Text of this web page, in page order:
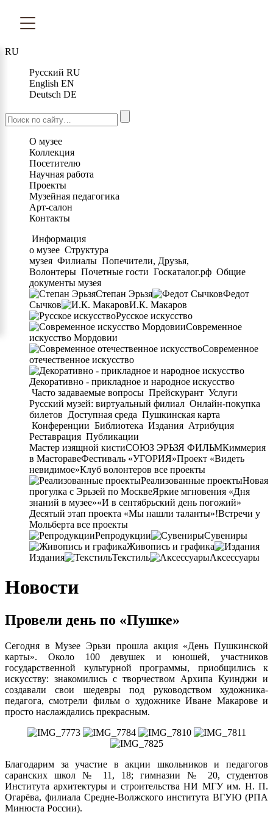
RU
Русский RU
English EN
Deutsch DE
О музее
Коллекция
Посетителю
Научная работа
Проекты
Музейная педагогика
Арт-салон
Контакты
Информация
о музее Структура
музея Филиалы Попечители, Друзья,
Волонтеры Почетные гости Госкаталог.рф Общие
документы музея
Степан Эрьзя
Федот
Сычков
И.К. Макаров
Русское искусство
Современное
искусство Мордовии
Современное
отечественное искусство
Декоративно - прикладное и народное искусство
Часто задаваемые вопросы Прейскурант Услуги
Русский музей: виртуальный филиал Онлайн-покупка
билетов Доступная среда Пушкинская карта
Конференции Библиотека Издания Атрибуция
Реставрация Публикации
Мастер изящной кистиСОЮЗ ЭРЬЗЯ ФИЛЬМКиммерия
в МасторавеФестиваль «УГОРИЯ»Проект «Видеть
невидимое»Клуб волонтеров все проекты
Реализованные проектыНовая
прогулка с Эрьзей по МосквеЯркие мгновения «Дня
знаний в музее»«И в сентябрьский день погожий»
Десятый этап проекта «Мы нашли таланты»!Встречи у
Мольберта все проекты
Репродукции
Сувениры
Живопись и графика
Издания
Текстиль Аксессуары
Новости
Провели день по «Пушке»
Сегодня в Музее Эрьзи прошла акция «День Пушкинской
карты». Около 100 девушек и юношей, участников
государственной культурной программы, приобщились к
искусству: знакомились с творчеством Архипа Куинджи и
создавали свои шедевры под руководством художника-
педагога, смотрели фильм о художнике Иване Макарове и
просто наслаждались прекрасным.
Благодарим за участие в акции школьников и педагогов
саранских школ № 11, 18; гимназии № 20, студентов
Института архитектуры и строительства НИ МГУ им. Н. П.
Огарёва, филиала Средне-Волжского института ВГУЮ (РПА
Минюста России).